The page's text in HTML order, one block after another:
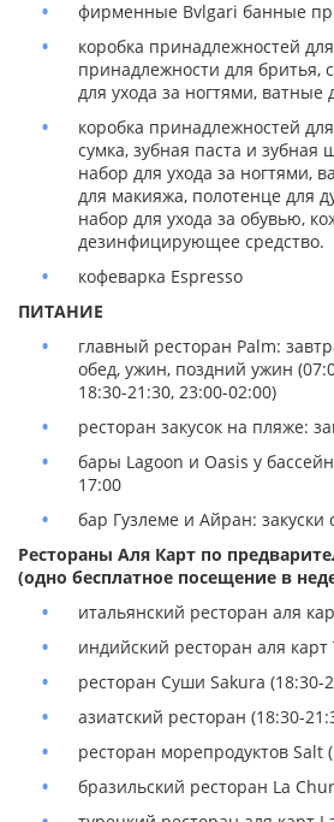
фирменные Bvlgari банные
коробка принадлежностей
принадлежности для бритья,
для ухода за ногтями, ватные
коробка принадлежностей
сумка, зубная паста и зубная
набор для ухода за ногтями,
для макияжа, полотенце для
набор для ухода за обувью,
дезинфицирующее средство.
кофеварка Espresso
ПИТАНИЕ
главный ресторан Palm:
обед, ужин, поздний ужин
18:30-21:30, 23:00-02:00)
ресторан закусок на пляже:
бары Lagoon и Oasis у
17:00
бар Гузлеме и Айран: закуски
Рестораны Аля Карт по
(одно бесплатное посещение в
итальянский ресторан аля
индийский ресторан аля
ресторан Суши Sakura (18:30-
азиатский ресторан (18:30-
ресторан морепродуктов Salt
бразильский ресторан La